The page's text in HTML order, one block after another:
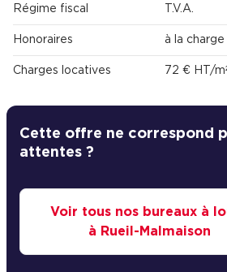
Régime fiscal T.V.A.
Honoraires à la
Charges locatives 72 € HT/
Cette offre ne correspond
attentes ?
Voir tous nos bureaux à
à Rueil-Malmaison